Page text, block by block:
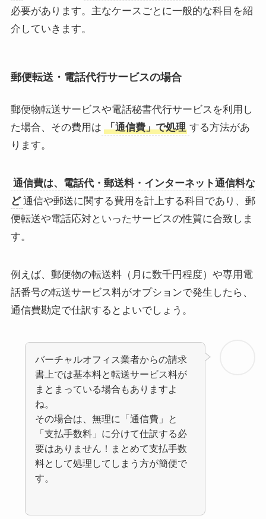
必要があります。主なケースごとに一般的な科目を紹
介していきます。
郵便転送・電話代行サービスの場合
郵便物転送サービスや電話秘書代行サービスを利用し
た場合、その費用は 「通信費」で処理 する方法があ
ります。
通信費は、電話代・郵送料・インターネット通信料な
ど 通信や郵送に関する費用を計上する科目であり、郵
便転送や電話応対といったサービスの性質に合致しま
す。
例えば、郵便物の転送料（月に数千円程度）や専用電
話番号の転送サービス料がオプションで発生したら、
通信費勘定で仕訳するとよいでしょう。
バーチャルオフィス業者からの請求
書上では基本料と転送サービス料が
まとまっている場合もありますよ
ね。
その場合は、無理に「通信費」と
「支払手数料」に分けて仕訳する必
要はありません！まとめて支払手数
料として処理してしまう方が簡便で
す。